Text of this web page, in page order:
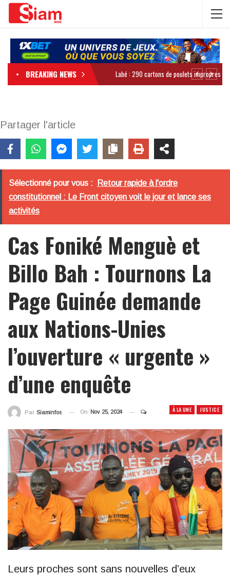
BREAKING NEWS
Partager l'article
Sélectionné pour vous :
Retour rapide à l'ordre
constitutionnel : Le Front citoyen voit le jour et lance ses
activités
Cas Foniké Menguè et
Billo Bah : Tournons La
Page Guinée demande
aux Nations-Unies
l’ouverture « urgente »
d’une enquête
À LA UNE JUSTICE
Par Siaminfos On Nov 25, 2024
Leurs proches sont sans nouvelles d’eux